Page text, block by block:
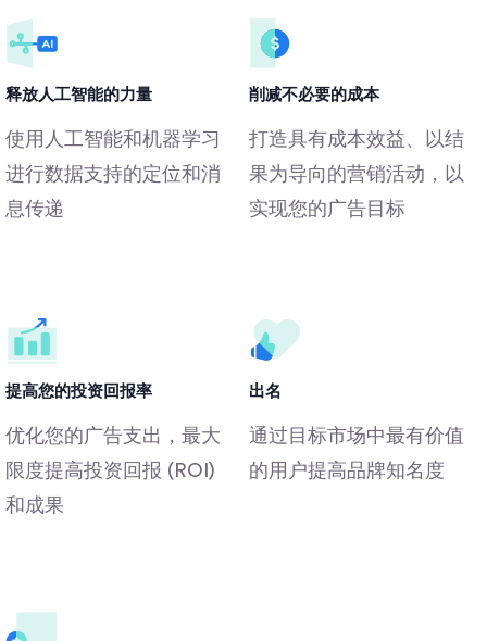
释放人工智能的力量
使用人工智能和机器学习
进行数据支持的定位和消
息传递
削减不必要的成本
打造具有成本效益、以结
果为导向的营销活动，以
实现您的广告目标
提高您的投资回报率
优化您的广告支出，最大
限度提高投资回报 (ROI)
和成果
出名
通过目标市场中最有价值
的用户提高品牌知名度